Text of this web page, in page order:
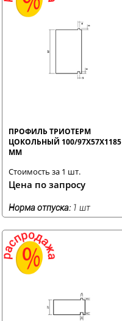
ПРОФИЛЬ ТРИОТЕРМ
ЦОКОЛЬНЫЙ 100/97Х57Х1185
ММ
Стоимость за 1 шт.
Цена по запросу
Норма отпуска: 1 шт